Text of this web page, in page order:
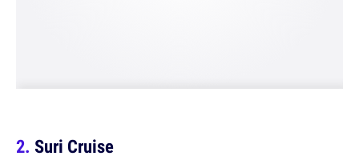
Suri Cruise